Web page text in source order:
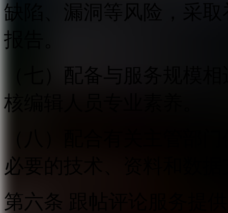
缺陷、漏洞等风险，采
报告。
（七）配备与服务规模
核编辑人员专业素养。
必要的技术、资料和数
第六条 跟帖评论服务提